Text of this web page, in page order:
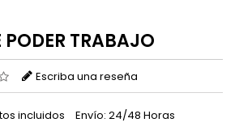
TRABAJO
Escriba una reseña
incluidos Envío: 24/48 Horas